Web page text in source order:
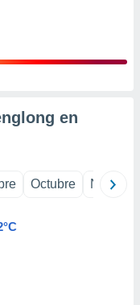
en
Octubre